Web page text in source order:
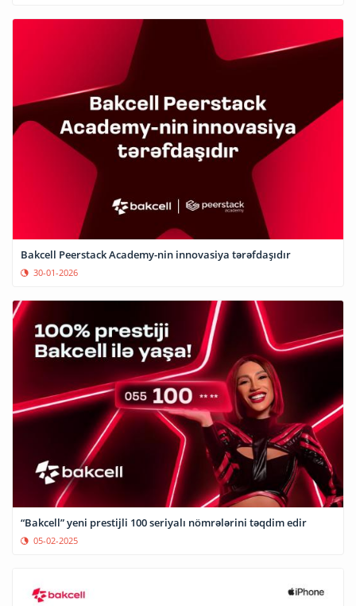
Bakcell Peerstack Academy-nin innovasiya tərəfdaşıdır
30-01-2026
“Bakcell” yeni prestijli 100 seriyalı nömrələrini təqdim edir
05-02-2025